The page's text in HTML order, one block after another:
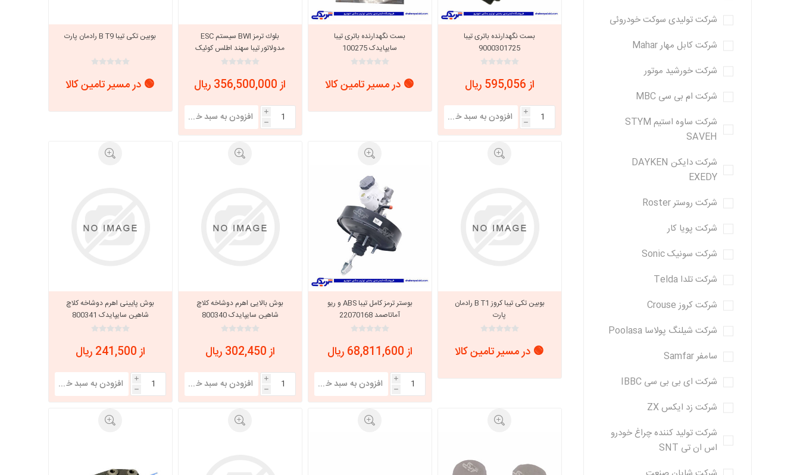
بست نگهدارنده باتری تیبا
9000301725
از 595,056 ریال
i
h
بست نگهدارنده باتری تیبا
سایپایدک 100275
🟢 در مسیر تامین کالا
بلوك‌ ترمز BWI سيستم ESC
مدولاتور تیبا سهند اطلس کوئیک
کروز سایپایدک 108087
از 356,500,000 ریال
i
h
بوبین تکی تیبا B T9 رادمان پارت
🟢 در مسیر تامین کالا
بوبین تکی تیبا کروز B T1 رادمان
پارت
🟢 در مسیر تامین کالا
بوستر ترمز کامل تیبا ABS و ریو
آماتاصمد 22070168
از 68,811,600 ریال
i
h
بوش بالایی اهرم دوشاخه كلاچ
شاهین سایپایدک 800340
از 302,450 ریال
i
h
بوش پایینی اهرم دوشاخه كلاچ
شاهین سایپایدک 800341
از 241,500 ریال
i
h
شرکت تولیدی سوکت خودروئی
شرکت کابل مهار Mahar
شرکت خورشید موتور
شرکت ام بی سی MBC
شرکت ساوه استیم STYM
SAVEH
شرکت دایکن DAYKEN
EXEDY
شرکت روستر Roster
شرکت پویا کار
شرکت سونیک Sonic
شرکت تلدا Telda
شرکت کروز Crouse
شرکت شیلنگ پولاسا Poolasa
سامفر Samfar
شرکت ای بی بی سی IBBC
شرکت زد ایکس ZX
شرکت تولید کننده چراغ خودرو
اس ان تی SNT